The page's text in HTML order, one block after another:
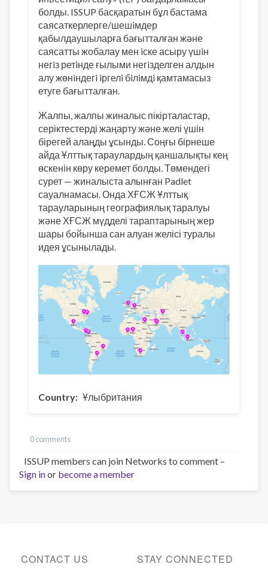
болды. ISSUP басқаратын бұл бастама
саясаткерлерге/шешiмдер
қабылдаушыларға бағытталған және
саясатты жобалау мен iске асыру үшiн
негiз ретiнде ғылыми негiзделген алдын
алу жөнiндегi iргелi бiлiмдi қамтамасыз
етуге бағытталған.
Жалпы, жалпы жиналыс пікірталастар,
серіктестерді жаңарту және желі үшін
бірегей алаңды ұсынды. Соңғы бірнеше
айда Ұлттық тараулардың қаншалықты кең
өскенін көру керемет болды. Төмендегі
сурет — жиналыста алынған Padlet
сауалнамасы. Онда ХҒСЖ Ұлттық
тарауларының географиялық таралуы
және ХҒСЖ мүдделі тараптарының жер
шары бойынша сан алуан желісі туралы
идея ұсынылады.
Country Ұлыбритания
0 comments
ISSUP members can join Networks to comment –
Sign inor become a member
CONTACT US STAY CONNECTED